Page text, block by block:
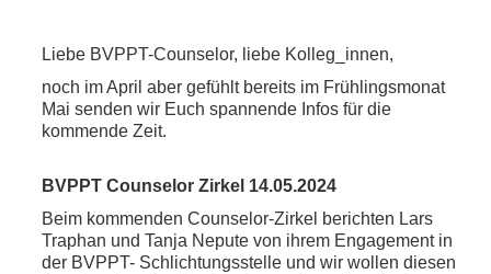
Liebe BVPPT-Counselor, liebe Kolleg_innen,
noch im April aber gefühlt bereits im Frühlingsmonat
Mai senden wir Euch spannende Infos für die
kommende Zeit.
BVPPT Counselor Zirkel 14.05.2024
Beim kommenden Counselor-Zirkel berichten Lars
Traphan und Tanja Nepute von ihrem Engagement in
der BVPPT- Schlichtungsstelle und wir wollen diesen